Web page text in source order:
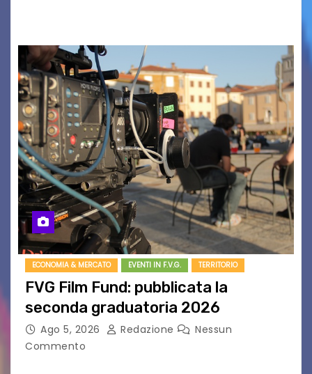
ECONOMIA & MERCATO EVENTI IN F.V.G. TERRITORIO
FVG Film Fund: pubblicata la
seconda graduatoria 2026
Ago 5, 2026 Redazione
Nessun
Commento